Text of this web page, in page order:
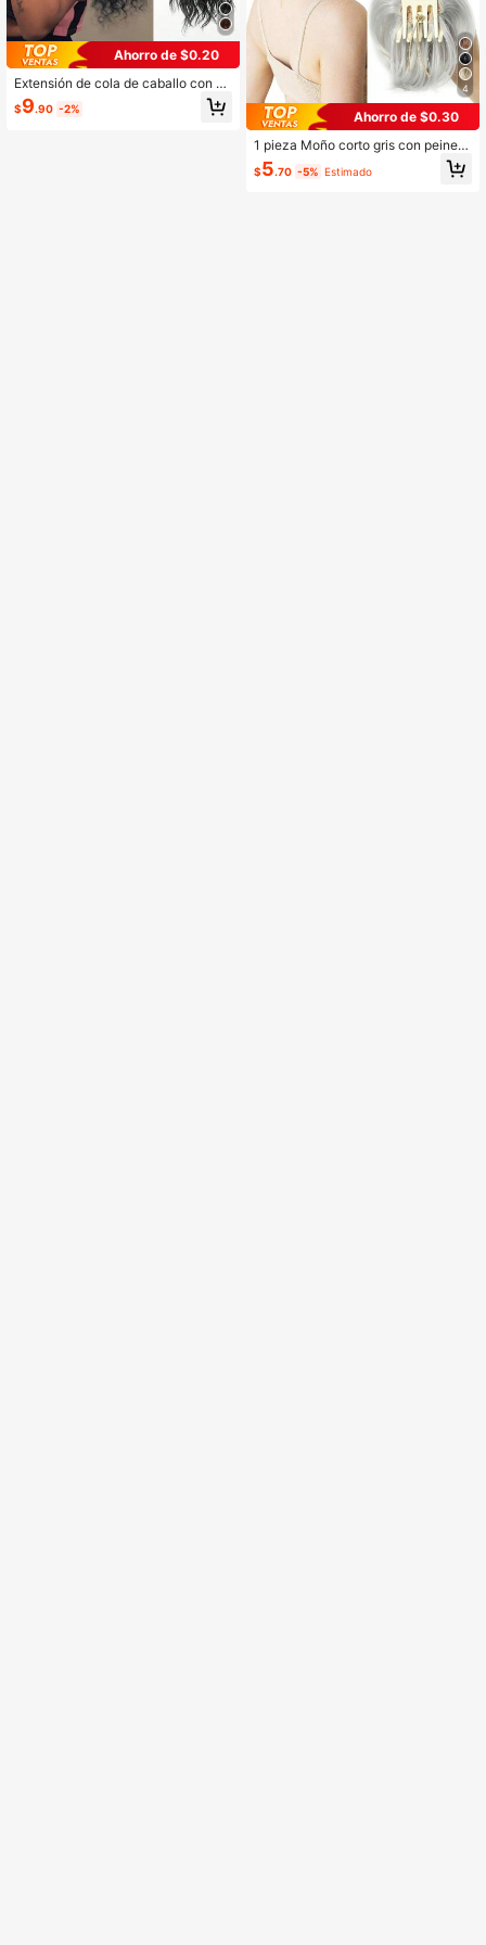
Ahorro de $0.20
Extensión de cola de caballo con co
rdón largo rizado y ondulado, peluc
a sintética ondulada con clip, exten
$9.90 -2%
4
Ahorro de $0.30
1 pieza Moño corto gris con peine,
Postizo de cola de caballo, Moño d
e cabello sintético con cordón para
$5.70 -5% Estimado